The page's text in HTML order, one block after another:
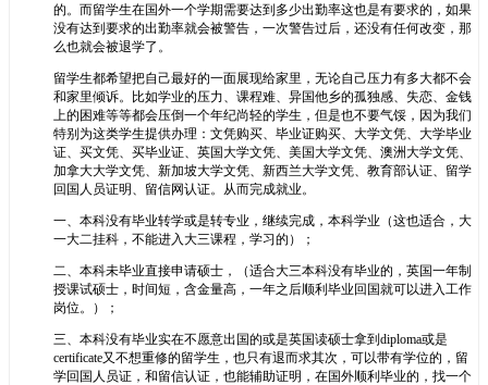
的。而留学生在国外一个学期需要达到多少出勤率这也是有要求的，如果
没有达到要求的出勤率就会被警告，一次警告过后，还没有任何改变，那
么也就会被退学了。
留学生都希望把自己最好的一面展现给家里，无论自己压力有多大都不会
和家里倾诉。比如学业的压力、课程难、异国他乡的孤独感、失恋、金钱
上的困难等等都会压倒一个年纪尚轻的学生，但是也不要气馁，因为我们
特别为这类学生提供办理：文凭购买、毕业证购买、大学文凭、大学毕业
证、买文凭、买毕业证、英国大学文凭、美国大学文凭、澳洲大学文凭、
加拿大大学文凭、新加坡大学文凭、新西兰大学文凭、教育部认证、留学
回国人员证明、留信网认证。从而完成就业。
一、本科没有毕业转学或是转专业，继续完成，本科学业（这也适合，大
一大二挂科，不能进入大三课程，学习的）；
二、本科未毕业直接申请硕士，（适合大三本科没有毕业的，英国一年制
授课试硕士，时间短，含金量高，一年之后顺利毕业回国就可以进入工作
岗位。）；
三、本科没有毕业实在不愿意出国的或是英国读硕士拿到diploma或是
certificate又不想重修的留学生，也只有退而求其次，可以带有学位的，留
学回国人员证，和留信认证，也能辅助证明，在国外顺利毕业的，找一个